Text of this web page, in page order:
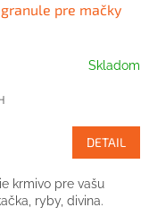
granule pre mačky
Skladom
DETAIL
krmivo pre vašu
ryby, divina.